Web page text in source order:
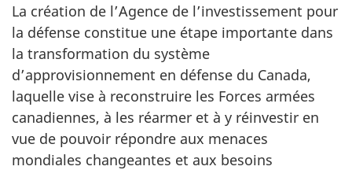
La création de l’Agence de l’investissement pour
la défense constitue une étape importante dans
la transformation du système
d’approvisionnement en défense du Canada,
laquelle vise à reconstruire les Forces armées
canadiennes, à les réarmer et à y réinvestir en
vue de pouvoir répondre aux menaces
mondiales changeantes et aux besoins